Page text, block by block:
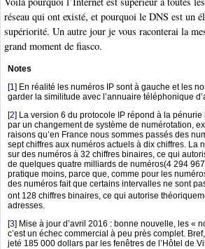
réseau qui ont existé, et pourquoi le DNS est un
supériorité. Un autre jour je vous raconterai la
grand moment de fiasco.
Notes
[1] En réalité les numéros IP sont à gauche et les
garder la similitude avec l’annuaire téléphonique
[2] La version 6 du protocole IP répond à la
par un changement de système de numérotation,
raisons qu’en France nous sommes passés des
sept chiffres aux numéros actuels à dix chiffres. La
sur des numéros à 32 chiffres binaires, ce qui
de quelques quatre milliards de numéros(4 294
pratique moins, parce que, comme pour les
des numéros fait que certains intervalles ne sont
ont 128 chiffres binaires, ce qui autorise
adresses.
[3] Mise à jour d’avril 2016 : bonne nouvelle, les «
c’est un échec commercial à peu près complet.
jeté 185 000 dollars par les fenêtres de l’Hôtel de